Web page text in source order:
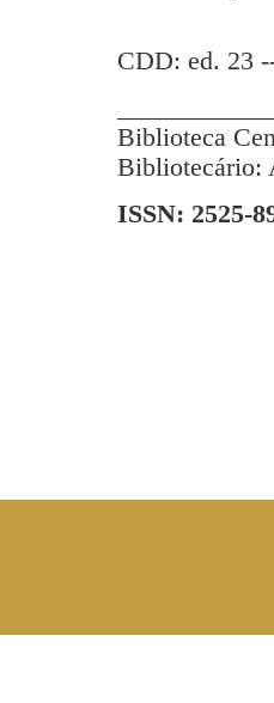
CDD: ed. 23
Biblioteca
Bibliotecário:
ISSN: 2525-